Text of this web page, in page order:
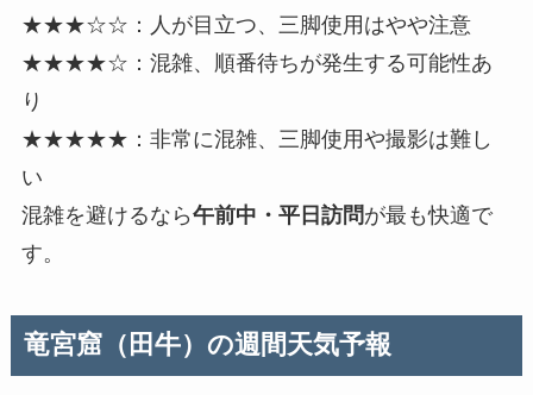
★★★☆☆：人が目立つ、三脚使用はやや注意
★★★★☆：混雑、順番待ちが発生する可能性あ
り
★★★★★：非常に混雑、三脚使用や撮影は難し
い
混雑を避けるなら午前中・平日訪問が最も快適で
す。
竜宮窟（田牛）の週間天気予報